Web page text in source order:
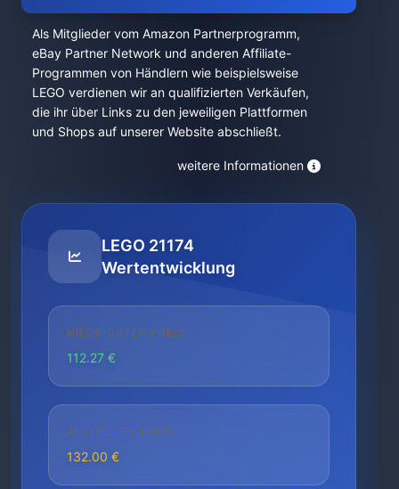
Als Mitglieder vom Amazon Partnerprogramm,
eBay Partner Network und anderen Affiliate-
Programmen von Händlern wie beispielsweise
LEGO verdienen wir an qualifizierten Verkäufen,
die ihr über Links zu den jeweiligen Plattformen
und Shops auf unserer Website abschließt.
weitere Informationen
LEGO 21174
Wertentwicklung
NIEDRIGSTER PREIS
112.27 €
AKTUELLER PREIS
132.00 €